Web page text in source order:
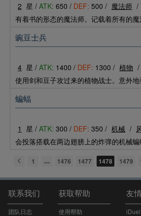
2 星 / ATK: 650 / DEF: 500 / 魔法师 /
有着书的形态的魔法师。记载着所有的魔
豌豆士兵
4 星 / ATK: 1400 / DEF: 1300 / 植物 /
使用剑和豆子攻过来的植物战士。意外地
蝙蝠
1 星 / ATK: 300 / DEF: 350 / 机械 /
会投落搭载在两边翅膀上的炸弹的机械蝙
1 1476 1477 1478 1479
联系我们
团队日志
获取帮助
使用帮助
友